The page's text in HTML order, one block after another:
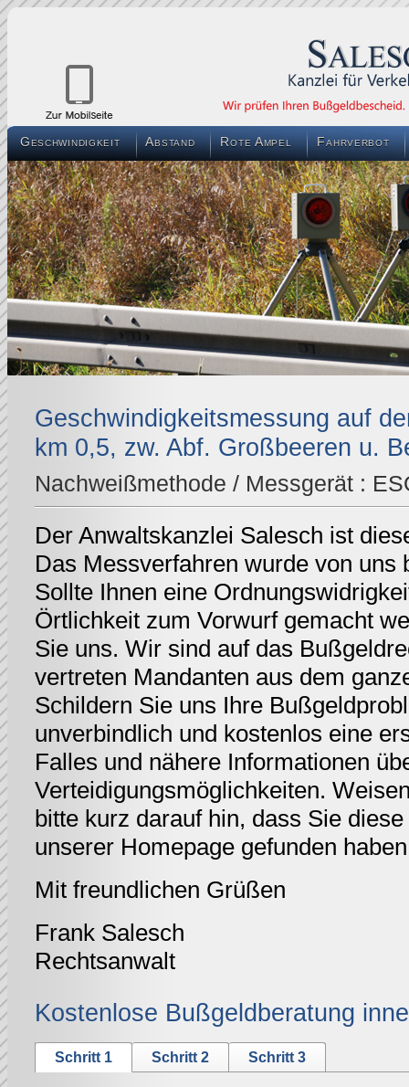
Geschwindigkeit Abstand Rote Ampel Fahrverbot
Geschwindigkeitsmessung auf
km 0,5, zw. Abf. Großbeeren u.
Nachweißmethode / Messgerät :
Der Anwaltskanzlei Salesch ist
Das Messverfahren wurde von uns
Sollte Ihnen eine
Örtlichkeit zum Vorwurf gemacht
Sie uns. Wir sind auf das
vertreten Mandanten aus dem
Schildern Sie uns Ihre
unverbindlich und kostenlos eine
Falles und nähere Informationen
Verteidigungsmöglichkeiten.
bitte kurz darauf hin, dass Sie
unserer Homepage gefunden
Mit freundlichen Grüßen
Frank Salesch
Rechtsanwalt
Kostenlose Bußgeldberatung
Schritt 1 Schritt 2 Schritt 3